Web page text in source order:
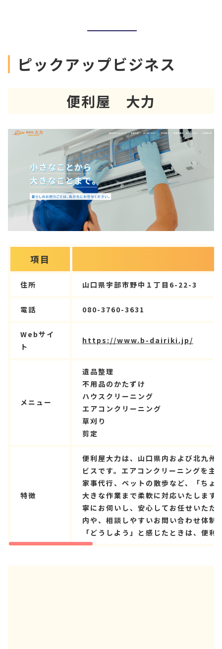
ピックアップビジネス
便利屋 大力
項目
住所 山口県宇部市野中１丁目6-22-3
電話 080-3760-3631
Webサイ
ト
https://www.b-dairiki.jp/
メニュー
遺品整理
不用品のかたずけ
ハウスクリーニング
エアコンクリーニング
草刈り
剪定
特徴
便利屋大力は、山口県内および北九州
ビスです。エアコンクリーニングを
家事代行、ペットの散歩など、「ち
大きな作業まで柔軟に対応いたします
寧にお伺いし、安心してお任せいただ
内や、相談しやすいお問い合わせ体
「どうしよう」と感じたときは、便